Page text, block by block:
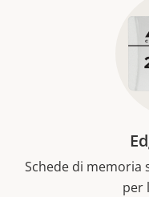
Schede di memoria
per